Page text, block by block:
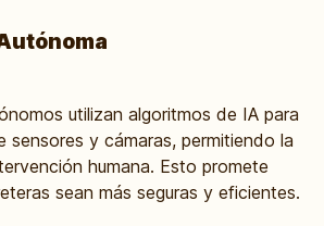
utilizan algoritmos de IA para
sensores y cámaras, permitiendo la
humana. Esto promete
sean más seguras y eficientes.